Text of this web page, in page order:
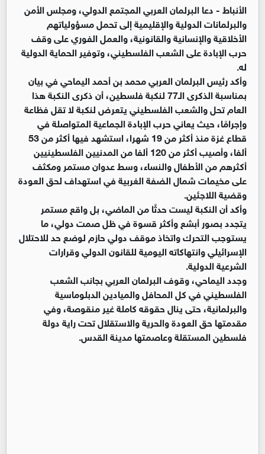
الأنباط -دعا البرلمان العربي المجتمع الدولي، ومجلس الأمن
والبرلمانات الدولية والإقليمية إلى تحمل مسؤولياتهم
الأخلاقية والإنسانية والقانونية، والعمل الفوري على وقف
حرب الإبادة على الشعب الفلسطيني، وتوفير الحماية الدولية
له.
وأكد رئيس البرلمان العربي محمد بن أحمد اليماحي في بيان
بمناسبة الذكرى الـ77 لنكبة فلسطين، أن ذكرى النكبة هذا
العام تحل والشعب الفلسطيني يتعرض لنكبة لا تقل فظاعة
وإجرامًا، حيث يعاني حرب الإبادة الجماعية المتواصلة في
قطاع غزة منذ أكثر من 19 شهرا، استشهد فيها أكثر من 53
ألفا، وأصيب أكثر من 120 ألفا من المدنيين الفلسطينيين
أكثرهم من الأطفال والنساء، وسط عدوان مستمر ومكثف
على مخيمات شمال الضفة الغربية في استهداف لحق العودة
وقضية اللاجئين.
وأكد أن النكبة ليست حدثًا من الماضي، بل واقع مستمر
يتجدد بصور أبشع وأكثر قسوة في ظل صمت دولي، ما
يستوجب التحرك واتخاذ موقف دولي حازم لوضع حد للاحتلال
الإسرائيلي وانتهاكاته اليومية للقانون الدولي وقرارات
الشرعية الدولية.
وجدد اليماحي، وقوف البرلمان العربي بجانب الشعب
الفلسطيني في كل المحافل والميادين الدبلوماسية
والبرلمانية، حتى ينال حقوقه كاملة غير منقوصة، وفي
مقدمتها حق العودة والحرية والاستقلال تحت راية دولة
فلسطين المستقلة وعاصمتها مدينة القدس.